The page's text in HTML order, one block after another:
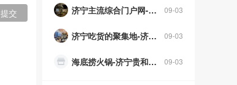
提交 09-03
济宁主流综合门户网-济宁门户网，你的最佳宣传推广平台
09-03
济宁吃货的聚集地-济宁万达嘉华美食汇自助餐
09-03
海底捞火锅-济宁贵和购物广场店 24小时营业